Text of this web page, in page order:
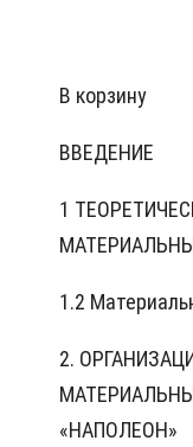
В корзину
ВВЕДЕНИЕ
1
1.2
2.
«НАПОЛЕОН»